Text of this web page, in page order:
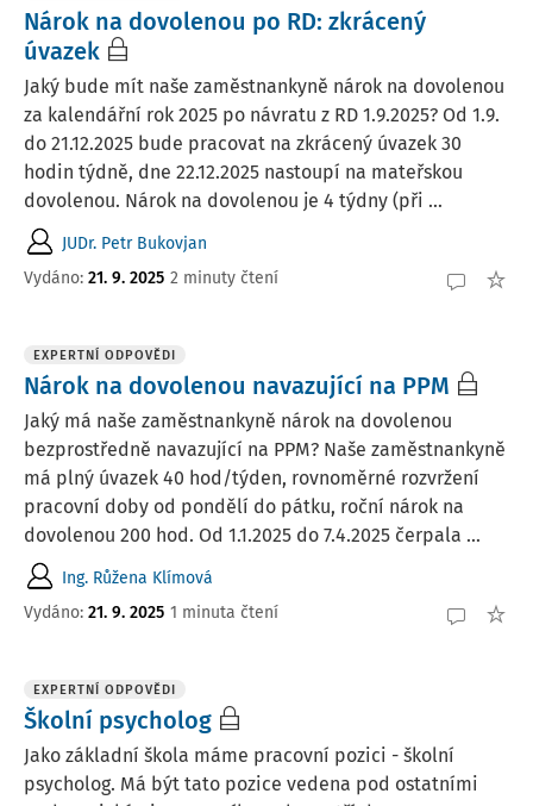
Nárok na dovolenou po RD: zkrácený
úvazek
Jaký bude mít naše zaměstnankyně nárok na dovolenou
za kalendářní rok 2025 po návratu z RD 1.9.2025? Od 1.9.
do 21.12.2025 bude pracovat na zkrácený úvazek 30
hodin týdně, dne 22.12.2025 nastoupí na mateřskou
dovolenou. Nárok na dovolenou je 4 týdny (při ...
JUDr. Petr Bukovjan
Vydáno: 21. 9. 2025 2 minuty čtení
EXPERTNÍ ODPOVĚDI
Nárok na dovolenou navazující na PPM
Jaký má naše zaměstnankyně nárok na dovolenou
bezprostředně navazující na PPM? Naše zaměstnankyně
má plný úvazek 40 hod/týden, rovnoměrné rozvržení
pracovní doby od pondělí do pátku, roční nárok na
dovolenou 200 hod. Od 1.1.2025 do 7.4.2025 čerpala ...
Ing. Růžena Klímová
Vydáno: 21. 9. 2025 1 minuta čtení
EXPERTNÍ ODPOVĚDI
Školní psycholog
Jako základní škola máme pracovní pozici - školní
psycholog. Má být tato pozice vedena pod ostatními